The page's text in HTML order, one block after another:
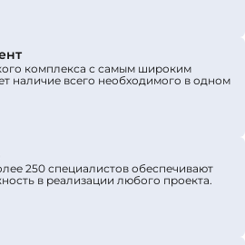
комплекса с самым широким
наличие всего необходимого в одном
250 специалистов обеспечивают
в реализации любого проекта.